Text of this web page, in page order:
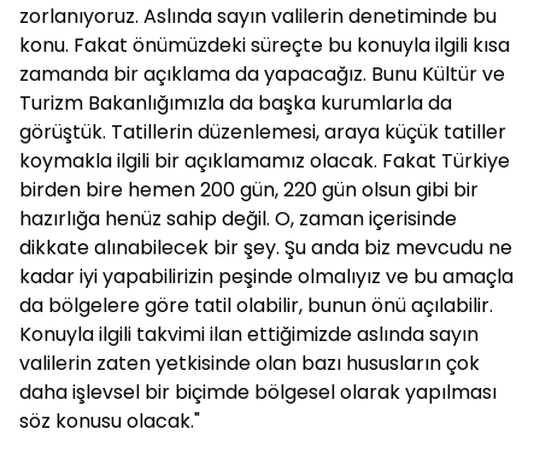
zorlanıyoruz. Aslında sayın valilerin denetiminde bu
konu. Fakat önümüzdeki süreçte bu konuyla ilgili kısa
zamanda bir açıklama da yapacağız. Bunu Kültür ve
Turizm Bakanlığımızla da başka kurumlarla da
görüştük. Tatillerin düzenlemesi, araya küçük tatiller
koymakla ilgili bir açıklamamız olacak. Fakat Türkiye
birden bire hemen 200 gün, 220 gün olsun gibi bir
hazırlığa henüz sahip değil. O, zaman içerisinde
dikkate alınabilecek bir şey. Şu anda biz mevcudu ne
kadar iyi yapabilirizin peşinde olmalıyız ve bu amaçla
da bölgelere göre tatil olabilir, bunun önü açılabilir.
Konuyla ilgili takvimi ilan ettiğimizde aslında sayın
valilerin zaten yetkisinde olan bazı hususların çok
daha işlevsel bir biçimde bölgesel olarak yapılması
söz konusu olacak."